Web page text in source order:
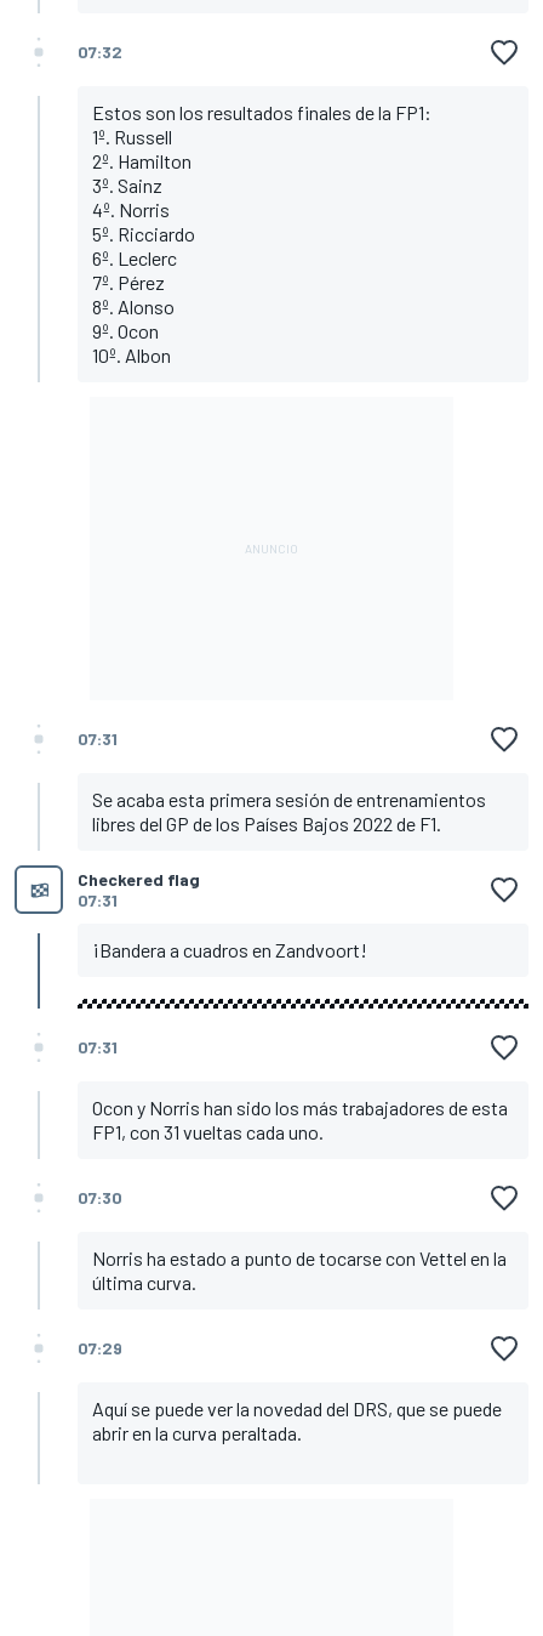
07:32
Estos son los resultados finales de la FP1:
1º. Russell
2º. Hamilton
3º. Sainz
4º. Norris
5º. Ricciardo
6º. Leclerc
7º. Pérez
8º. Alonso
9º. Ocon
10º. Albon
07:31
Se acaba esta primera sesión de entrenamientos
libres del GP de los Países Bajos 2022 de F1.
Checkered flag
07:31
¡Bandera a cuadros en Zandvoort!
07:31
Ocon y Norris han sido los más trabajadores de esta
FP1, con 31 vueltas cada uno.
07:30
Norris ha estado a punto de tocarse con Vettel en la
última curva.
07:29
Aquí se puede ver la novedad del DRS, que se puede
abrir en la curva peraltada.